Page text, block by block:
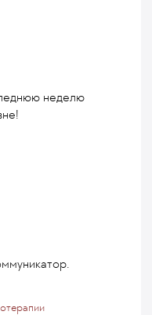
неделю